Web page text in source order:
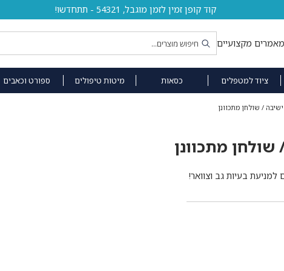
קוד קופן זמין לזמן מוגבל, 54321 - תתחדשו!
מאמרים מקצועיים
ציוד למטפלים כסאות מיטות טיפולים ספורט וכאבים
/ שולחן מתכוונן
מתכוונן
בעיות גב וצוואר!